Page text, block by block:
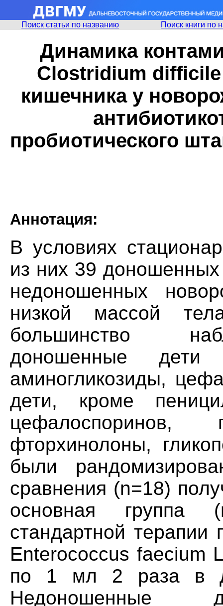
Поиск статьи по названию Поиск книги по
Динамика
Clostridium
кишечника у
пробиотического
Аннотация:
В условиях
из них 39
недоношенных
низкой массой
большинство
доношенные дети
аминогликозиды,
дети, кроме
цефалоспоринов,
фторхинолоны,
были
сравнения (n=18)
основная группа
стандартной терапии
Enterococcus faecium
по 1 мл 2 раза в